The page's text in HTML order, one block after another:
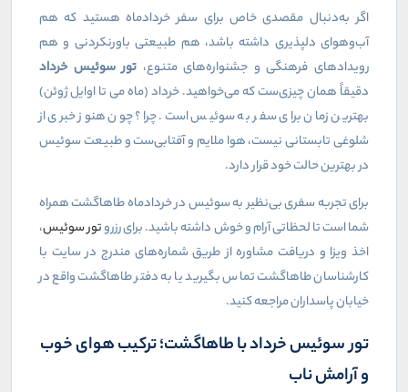
اگر به‌دنبال مقصدی خاص برای سفر خردادماه هستید که هم
آب‌وهوای دلپذیری داشته باشد، هم طبیعتی باورنکردنی و هم
رویدادهای فرهنگی و جشنواره‌های متنوع، تور سوئیس خرداد
دقیقاً همان چیزی‌ست که می‌خواهید. خرداد (ماه می تا اوایل ژوئن)
بهترین زمان برای سفر به سوئیس است. چرا؟ چون هنوز خبری از
شلوغی تابستانی نیست، هوا ملایم و آفتابی‌ست و طبیعت سوئیس
در بهترین حالت خود قرار دارد.
برای تجربه سفری بی‌نظیر به سوئیس در خردادماه طاهاگشت همراه
شما است تا لحظاتی آرام و خوش داشته باشید. برای رزروتور سوئیس،
اخذ ویزا و دریافت مشاوره از طریق شماره‌های مندرج در سایت با
کارشناسان طاهاگشت تماس بگیرید یا به دفتر طاهاگشت واقع در
خیابان پاسداران مراجعه کنید.
تور سوئیس خرداد با طاهاگشت؛ ترکیب هوای خوب
و آرامش ناب